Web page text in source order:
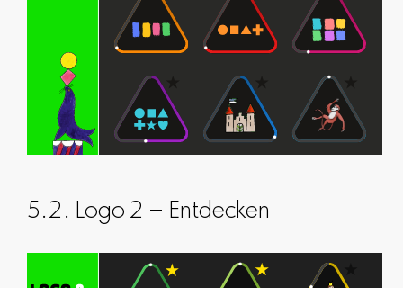
5.2. Logo 2 – Entdecken